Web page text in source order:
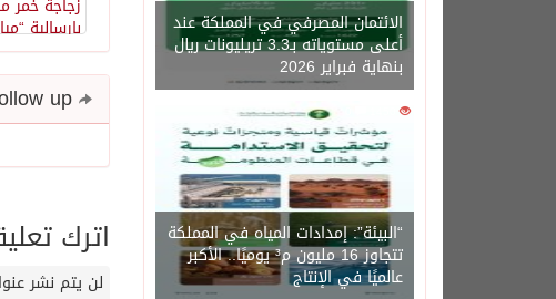
الائتمان المصرفي في المملكة عند
أعلى مستوياته بـ3.3 تريليونات ريال
بنهاية فبراير 2026
1450
“البيئة”: إمدادات المياه في المملكة
تتجاوز 16 مليون م³ يوميًا.. الأكبر
عالميًا في الإنتاج
اترك
لن يتم نشر